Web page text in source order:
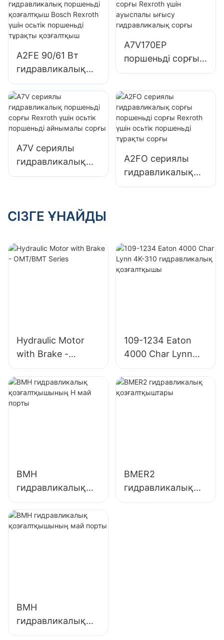
060 сериялы
гидравликалық
A2FE 90/61 Вт
гидравликалық
поршеньді
қозғалтқыш Bosch
Rexroth үшін
осьтік поршеньді
қозғалтқыш
A7V170EP
поршеньді сорғы
Rexroth үшін
гидравликалық
сорғы
A7V сериялы
гидравликалық
поршеньді сорғы
айнымалы сорғы
A2FO сериялы
гидравликалық
сорғы поршеньді
тұрақты сорғы
СІЗГЕ ҰНАЙДЫ
Hydraulic Motor
with Brake -
OMT/BMT Series
109-1234 Eaton
4000 Char Lynn
4K-310
гидравликалық
қозғалтқышы
BMH
гидравликалық
қозғалтқышының
H май порты
BMER2
гидравликалық
қозғалтқыштары
BMH
гидравликалық
қозғалтқышының